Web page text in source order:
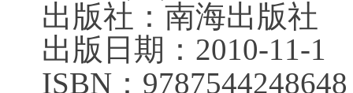
出版社：南海出版社
出版日期： 2010-11-1
ISBN： 9787544248648